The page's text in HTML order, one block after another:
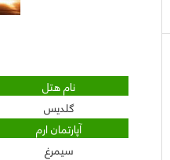
نام هتل
گلدیس
آپارتمان ارم
سیمرغ